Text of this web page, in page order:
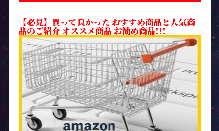
【必見】買って良かった おすすめ商品と人気商
品のご紹介 オススメ商品 お勧め商品!!!